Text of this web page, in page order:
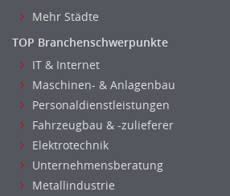
Mehr Städte
TOP Branchenschwerpunkte
IT & Internet
Maschinen- & Anlagenbau
Personaldienstleistungen
Fahrzeugbau & -zulieferer
Elektrotechnik
Unternehmensberatung
Metallindustrie